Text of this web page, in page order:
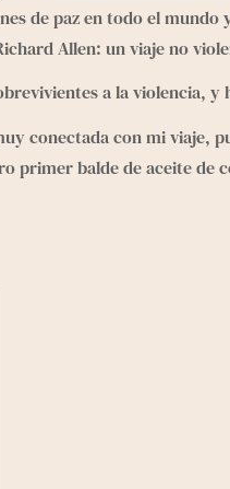
de paz en todo el
Allen: un viaje no
a la violencia,
conectada con mi viaje,
balde de aceite de